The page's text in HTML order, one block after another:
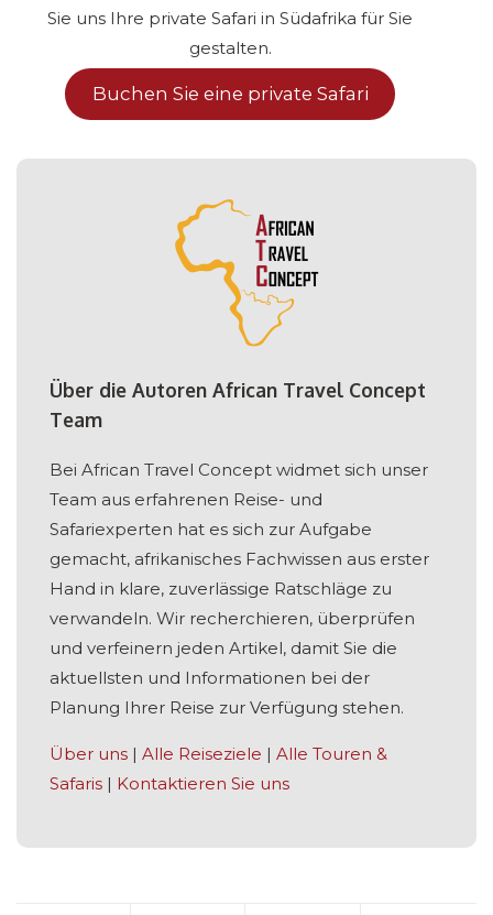
Sie uns Ihre private Safari in Südafrika für Sie
gestalten.
Buchen Sie eine private Safari
Über die Autoren African Travel Concept
Team
Bei African Travel Concept widmet sich unser
Team aus erfahrenen Reise- und
Safariexperten hat es sich zur Aufgabe
gemacht, afrikanisches Fachwissen aus erster
Hand in klare, zuverlässige Ratschläge zu
verwandeln. Wir recherchieren, überprüfen
und verfeinern jeden Artikel, damit Sie die
aktuellsten und Informationen bei der
Planung Ihrer Reise zur Verfügung stehen.
Über uns | Alle Reiseziele | Alle Touren &
Safaris | Kontaktieren Sie uns